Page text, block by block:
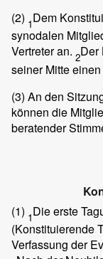
(2) 1Dem
synodalen
Vertreter an. 2Der
seiner Mitte
(3) An den
können die
beratender
(1) 1Die erste
(Konstituierende
Verfassung der